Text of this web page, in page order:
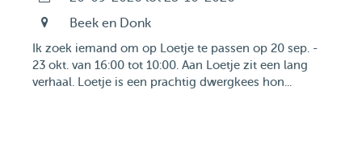
Beek en Donk
Ik zoek iemand om op Loetje te passen op 20 sep. -
23 okt. van 16:00 tot 10:00. Aan Loetje zit een lang
verhaal. Loetje is een prachtig dwergkees hon...